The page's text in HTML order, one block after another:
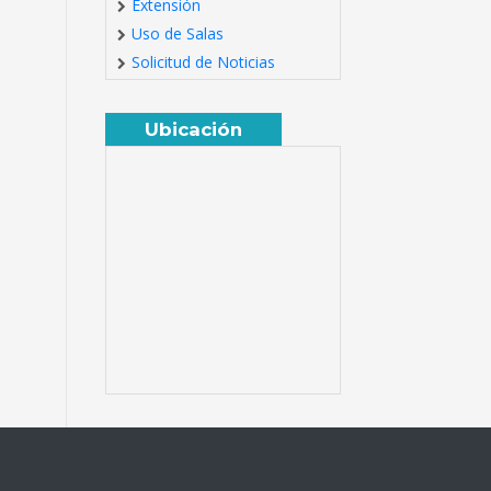
Extensión
Uso de Salas
Solicitud de Noticias
Ubicación